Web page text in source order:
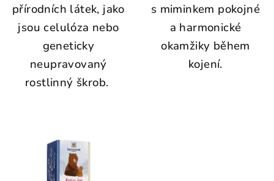
přírodních látek, jako
jsou celulóza nebo
geneticky
neupravovaný
rostlinný škrob.
s miminkem pokojné
a harmonické
okamžiky během
kojení.